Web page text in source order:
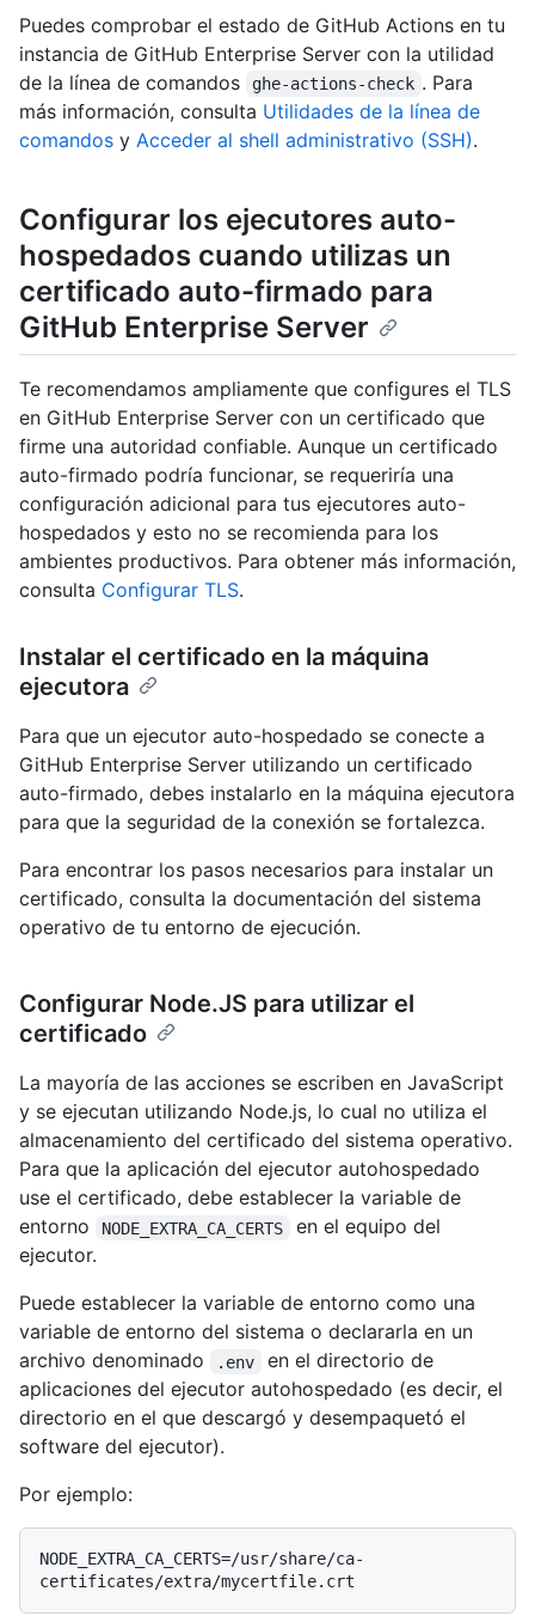
Puedes comprobar el estado de GitHub Actions en tu
instancia de GitHub Enterprise Server con la utilidad
de la línea de comandos
ghe-actions-check . Para
más información, consulta Utilidades de la línea de
comandos y Acceder al shell administrativo (SSH).
Configurar los ejecutores auto-
hospedados cuando utilizas un
certificado auto-firmado para
GitHub Enterprise Server
Te recomendamos ampliamente que configures el TLS
en GitHub Enterprise Server con un certificado que
firme una autoridad confiable. Aunque un certificado
auto-firmado podría funcionar, se requeriría una
configuración adicional para tus ejecutores auto-
hospedados y esto no se recomienda para los
ambientes productivos. Para obtener más información,
consulta Configurar TLS.
Instalar el certificado en la máquina
ejecutora
Para que un ejecutor auto-hospedado se conecte a
GitHub Enterprise Server utilizando un certificado
auto-firmado, debes instalarlo en la máquina ejecutora
para que la seguridad de la conexión se fortalezca.
Para encontrar los pasos necesarios para instalar un
certificado, consulta la documentación del sistema
operativo de tu entorno de ejecución.
Configurar Node.JS para utilizar el
certificado
La mayoría de las acciones se escriben en JavaScript
y se ejecutan utilizando Node.js, lo cual no utiliza el
almacenamiento del certificado del sistema operativo.
Para que la aplicación del ejecutor autohospedado
use el certificado, debe establecer la variable de
entorno
NODE_EXTRA_CA_CERTS
en el equipo del
ejecutor.
Puede establecer la variable de entorno como una
variable de entorno del sistema o declararla en un
archivo denominado
.env
en el directorio de
aplicaciones del ejecutor autohospedado (es decir, el
directorio en el que descargó y desempaquetó el
software del ejecutor).
Por ejemplo:
NODE_EXTRA_CA_CERTS=/usr/share/ca-